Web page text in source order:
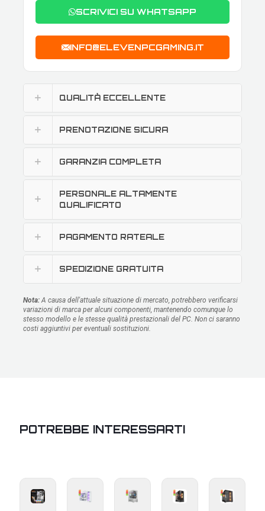
SCRIVICI SU WHATSAPP
INFO@ELEVENPCGAMING.IT
QUALITÀ ECCELLENTE
PRENOTAZIONE SICURA
GARANZIA COMPLETA
PERSONALE ALTAMENTE
QUALIFICATO
PAGAMENTO RATEALE
SPEDIZIONE GRATUITA
Nota: A causa dell'attuale situazione di mercato, potrebbero verificarsi
variazioni di marca per alcuni componenti, mantenendo comunque lo
stesso modello e le stesse qualità prestazionali del PC. Non ci saranno
costi aggiuntivi per eventuali sostituzioni.
POTREBBE INTERESSARTI